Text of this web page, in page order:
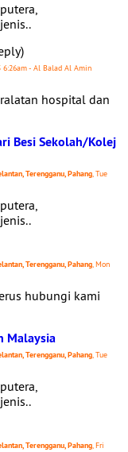
6:26am - Al Balad Al Amin
hospital dan
Besi Sekolah/Kolej
Terengganu, Pahang, Tue
Terengganu, Pahang, Mon
hubungi kami
Malaysia
Terengganu, Pahang, Tue
Terengganu, Pahang, Fri